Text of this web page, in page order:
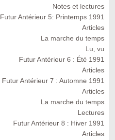
Notes et lectures
Futur Antérieur 5: Printemps 1991
Articles
La marche du temps
Lu, vu
Futur Antérieur 6 : Été 1991
Articles
Futur Antérieur 7 : Automne 1991
Articles
La marche du temps
Lectures
Futur Antérieur 8 : Hiver 1991
Articles